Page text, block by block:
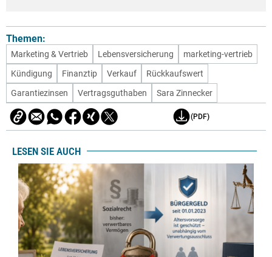
Themen:
Marketing & Vertrieb Lebensversicherung
marketing-vertrieb
Kündigung
Finanztip Verkauf
Rückkaufswert
Garantiezinsen
Vertragsguthaben Sara Zinnecker
(PDF)
LESEN SIE AUCH